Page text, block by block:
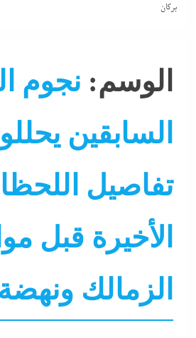
بركان
الوسم: نجوم
السابقين
تفاصيل
الأخيرة قبل
الزمالك
جاءنا الآن رياضة كرة قدم